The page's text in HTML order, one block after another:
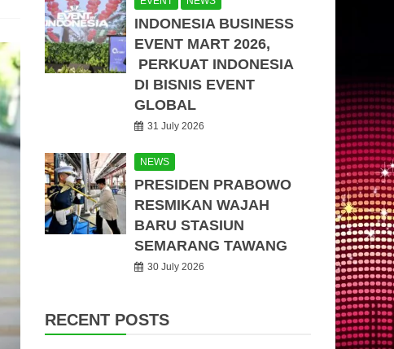
INDONESIA BUSINESS
EVENT MART 2026,
PERKUAT INDONESIA
DI BISNIS EVENT
GLOBAL
31 July 2026
NEWS
PRESIDEN PRABOWO
RESMIKAN WAJAH
BARU STASIUN
SEMARANG TAWANG
30 July 2026
RECENT POSTS